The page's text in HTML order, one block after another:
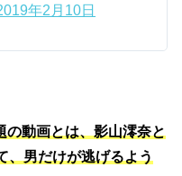
年2月10日
の動画とは、影山澪奈と
、男だけが逃げるよう